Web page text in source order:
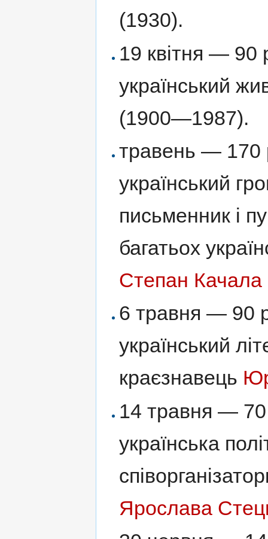
(1930).
19 квітня — 90
український
(1900—1987).
травень — 170
український
письменник і
багатьох
Степан Качала
6 травня — 90
український
краєзнавець
14 травня — 70
українська
Ярослава